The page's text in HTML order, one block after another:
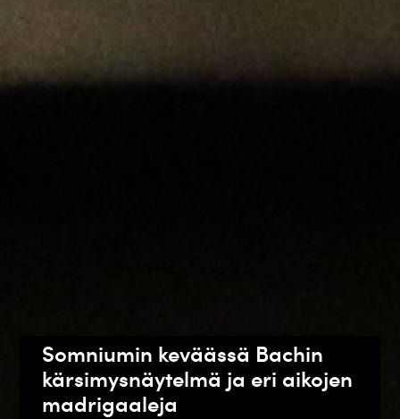
Somniumin keväässä Bachin
kärsimysnäytelmä ja eri aikojen
madrigaaleja